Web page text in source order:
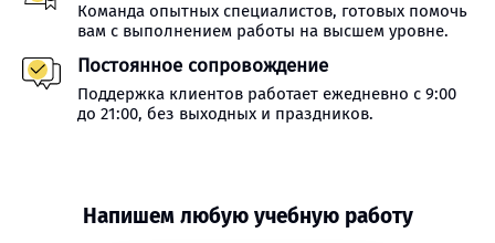
Команда опытных специалистов, готовых помочь
вам с выполнением работы на высшем уровне.
Постоянное сопровождение
Поддержка клиентов работает ежедневно с 9:00
до 21:00, без выходных и праздников.
Напишем любую учебную работу